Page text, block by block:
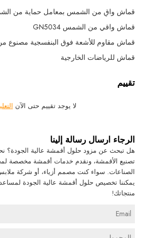
قماش واقٍ من الشمس بمعامل حماية من الشمس
قماش واقي من الشمس GN5034
قماش مقاوم للأشعة فوق البنفسجية مصنوع
قماش للرياضات الخارجية
تقييم
لا يوجد تقييم حتى الآن
الرجاء ارسال رسالة إلينا
هل تبحث عن مزود حلول أقمشة عالية
تصنيع الأقمشة، ونقدم خدمات أقمشة مخصصة
الصناعات. سواء كنت مصمم أزياء، أو شركة
يمكننا تخصيص حلول أقمشة عالية الجودة
منتجاتك!